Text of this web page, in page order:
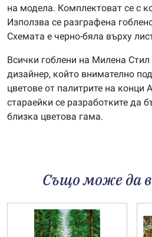
на модела. Комплектоват се с
Използва се разграфена
Схемата е черно-бяла върху
Всички гоблени на Милена Стил
дизайнер, който внимателно
цветове от палитрите на конци
стараейки се разработките да
близка цветова гама.
Също може да